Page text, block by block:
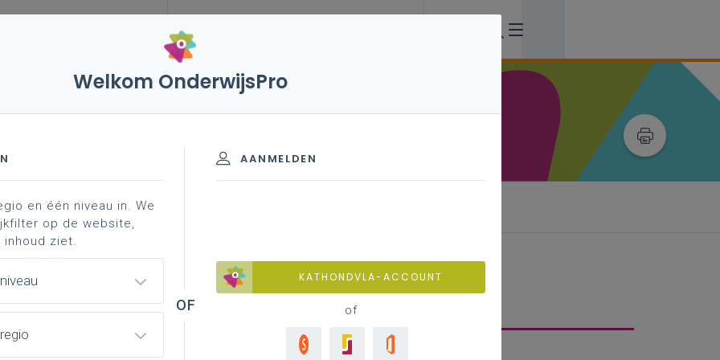
meer weten?
Meer weten?
Vlaanderen op vlak van
ook een overzicht van enkele
Welkom OnderwijsPro
AANMELDEN
KATHONDVLA-ACCOUNT
of
en één niveau in. We
op de website,
ziet.